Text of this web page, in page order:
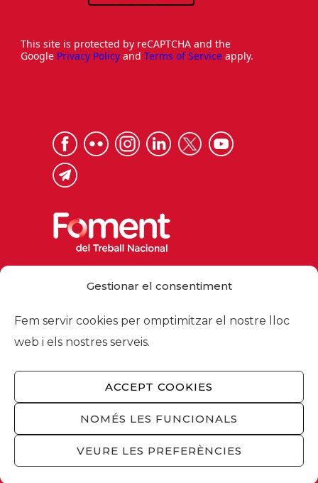
Gestionar el consentiment
Fem servir cookies per omptimitzar el nostre lloc
web i els nostres serveis.
ACCEPT COOKIES
NOMÉS LES FUNCIONALS
VEURE LES PREFERÈNCIES
This site is protected by reCAPTCHA and the
Google Privacy Policy and Terms of Service apply.
foment@foment.com
© 2026 - Foment del Treball Nacional
Nosaltres
privacitat/ Política cookies/Privacitat
xarxes socials